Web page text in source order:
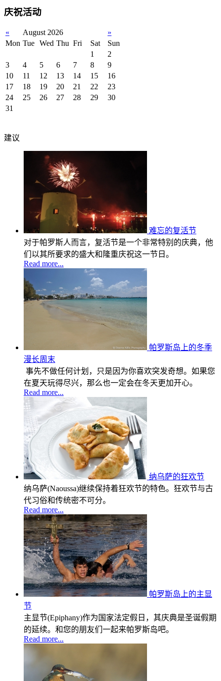
庆祝活动
« August 2026
»
Mon Tue Wed Thu Fri Sat
Sun
1
2
3
4 5 6 7 8
9
10
11 12 13 14 15
16
17
18 19 20 21 22
23
24
25 26 27 28 29
30
31
建议
难忘的复活节
对于帕罗斯人而言，复活节是一个非常特别的庆典，他
们以其所要求的盛大和隆重庆祝这一节日。
Read more...
帕罗斯岛上的冬季
漫长周末
事先不做任何计划，只是因为你喜欢突发奇想。如果您
在夏天玩得尽兴，那么也一定会在冬天更加开心。
Read more...
纳乌萨的狂欢节
纳乌萨(Naoussa)继续保持着狂欢节的特色。狂欢节与古
代习俗和传统密不可分。
Read more...
帕罗斯岛上的主显
节
主显节(Epiphany)作为国家法定假日，其庆典是圣诞假期
的延续。和您的朋友们一起来帕罗斯岛吧。
Read more...